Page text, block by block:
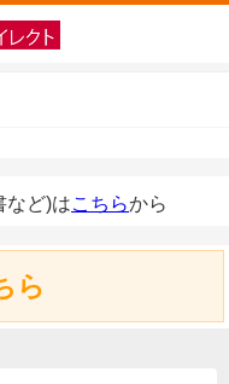
など)はこちらから
ら